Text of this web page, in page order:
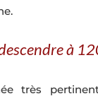
à
très